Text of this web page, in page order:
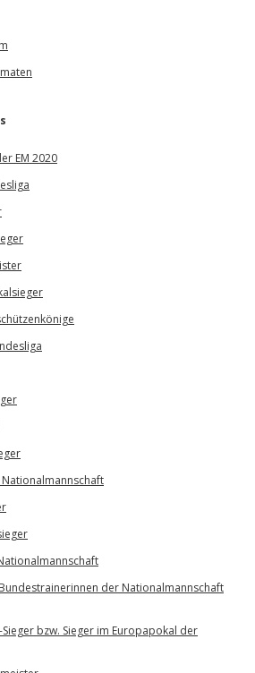
EM 2020
der Nationalmannschaft
bzw. Sieger im Europapokal der